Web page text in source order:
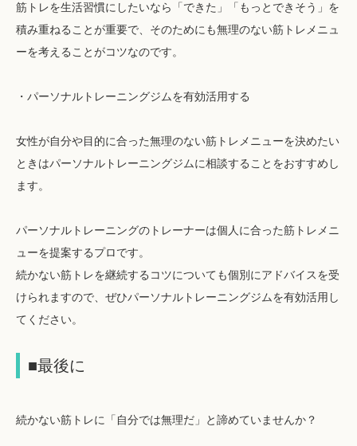
筋トレを生活習慣にしたいなら「できた」「もっとできそう」を
積み重ねることが重要で、そのためにも無理のない筋トレメニュ
ーを考えることがコツなのです。
・パーソナルトレーニングジムを有効活用する
女性が自分や目的に合った無理のない筋トレメニューを決めたい
ときはパーソナルトレーニングジムに相談することをおすすめし
ます。
パーソナルトレーニングのトレーナーは個人に合った筋トレメニ
ューを提案するプロです。
続かない筋トレを継続するコツについても個別にアドバイスを受
けられますので、ぜひパーソナルトレーニングジムを有効活用し
てください。
■最後に
続かない筋トレに「自分では無理だ」と諦めていませんか？